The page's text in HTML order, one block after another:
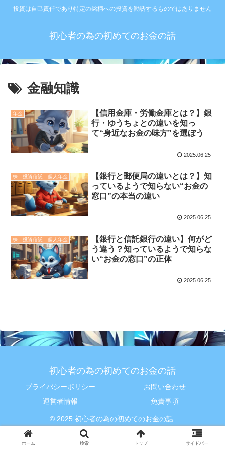
投資は自己責任であり特定の銘柄への投資を勧誘するものではありません
初心者の為の初めてのお金の話
金融知識
年金
【信用金庫・労働金庫とは？】銀
行・ゆうちょとの違いを知っ
て“身近なお金の味方”を選ぼう
2025.06.25
株 投資信託 個人年金
【銀行と郵便局の違いとは？】知
っているようで知らない“お金の
窓口”の本当の違い
2025.06.25
株 投資信託 個人年金
【銀行と信託銀行の違い】何がど
う違う？知っているようで知らな
い“お金の窓口”の正体
2025.06.25
初心者の為の初めてのお金の話
プライバシーポリシー
お問い合わせ
運営者情報
免責事項
© 2025 初心者の為の初めてのお金の話.
ホーム 検索 トップ サイドバー